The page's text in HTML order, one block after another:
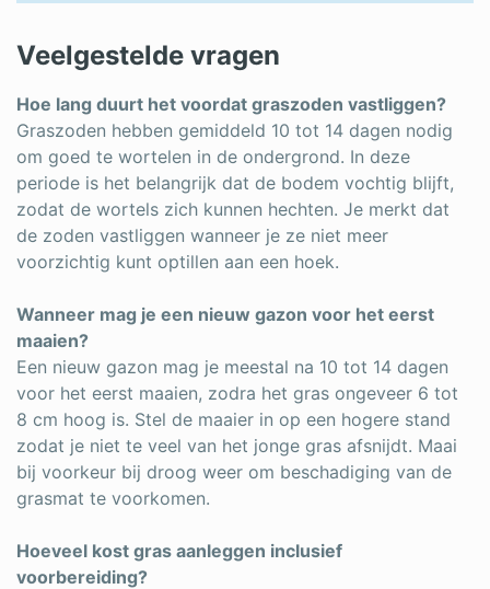
Veelgestelde vragen
Hoe lang duurt het voordat graszoden vastliggen?
Graszoden hebben gemiddeld 10 tot 14 dagen nodig
om goed te wortelen in de ondergrond. In deze
periode is het belangrijk dat de bodem vochtig blijft,
zodat de wortels zich kunnen hechten. Je merkt dat
de zoden vastliggen wanneer je ze niet meer
voorzichtig kunt optillen aan een hoek.
Wanneer mag je een nieuw gazon voor het eerst
maaien?
Een nieuw gazon mag je meestal na 10 tot 14 dagen
voor het eerst maaien, zodra het gras ongeveer 6 tot
8 cm hoog is. Stel de maaier in op een hogere stand
zodat je niet te veel van het jonge gras afsnijdt. Maai
bij voorkeur bij droog weer om beschadiging van de
grasmat te voorkomen.
Hoeveel kost gras aanleggen inclusief
voorbereiding?